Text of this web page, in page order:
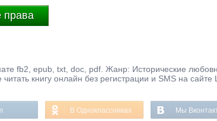
права
fb2, epub, txt, doc, pdf. Жанр: Исторические
книгу онлайн без регистрации и SMS на сайте
В Одноклассниках Мы